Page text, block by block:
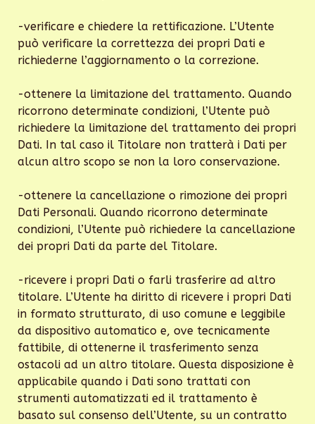
-verificare e chiedere la rettificazione. L’Utente
può verificare la correttezza dei propri Dati e
richiederne l’aggiornamento o la correzione.
-ottenere la limitazione del trattamento. Quando
ricorrono determinate condizioni, l’Utente può
richiedere la limitazione del trattamento dei propri
Dati. In tal caso il Titolare non tratterà i Dati per
alcun altro scopo se non la loro conservazione.
-ottenere la cancellazione o rimozione dei propri
Dati Personali. Quando ricorrono determinate
condizioni, l’Utente può richiedere la cancellazione
dei propri Dati da parte del Titolare.
-ricevere i propri Dati o farli trasferire ad altro
titolare. L’Utente ha diritto di ricevere i propri Dati
in formato strutturato, di uso comune e leggibile
da dispositivo automatico e, ove tecnicamente
fattibile, di ottenerne il trasferimento senza
ostacoli ad un altro titolare. Questa disposizione è
applicabile quando i Dati sono trattati con
strumenti automatizzati ed il trattamento è
basato sul consenso dell’Utente, su un contratto